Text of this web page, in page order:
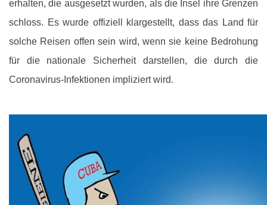
erhalten, die ausgesetzt wurden, als die Insel ihre Grenzen
schloss. Es wurde offiziell klargestellt, dass das Land für
solche Reisen offen sein wird, wenn sie keine Bedrohung
für die nationale Sicherheit darstellen, die durch die
Coronavirus-Infektionen impliziert wird.